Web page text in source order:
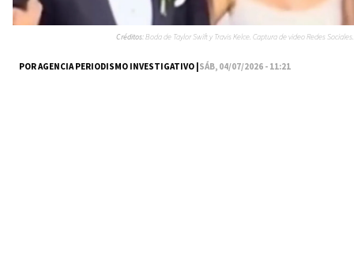
POR AGENCIA PERIODISMO INVESTIGATIVO |SÁB, 04/07/2026 - 11:21
Créditos:Boda de Taylor Swift y Travis Kelce. Captura de video Redes Sociales.